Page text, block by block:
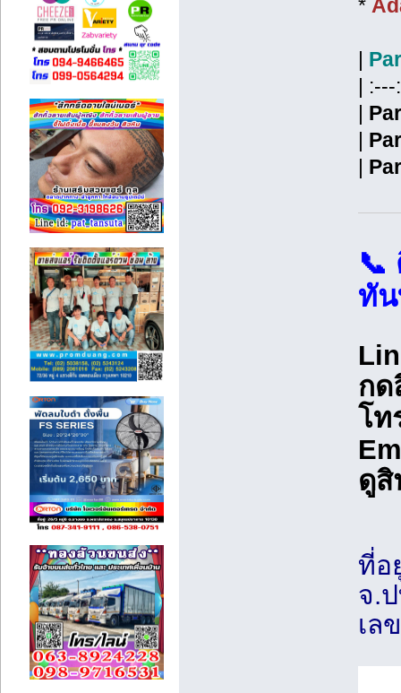
*
|
📞
ทั
กด
โท
ดูสิ
ที่อ
จ.
เล